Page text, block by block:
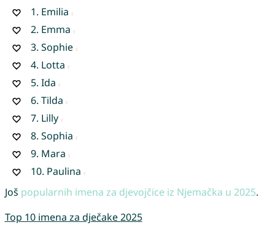
1. Emilia
2. Emma
3. Sophie
4. Lotta
5. Ida
6. Tilda
7. Lilly
8. Sophia
9. Mara
10. Paulina
Još popularnih imena za djevojčice iz Njemačka u 2025.
Top 10 imena za dječake 2025